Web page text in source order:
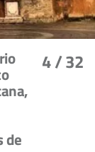
4/ 32
de